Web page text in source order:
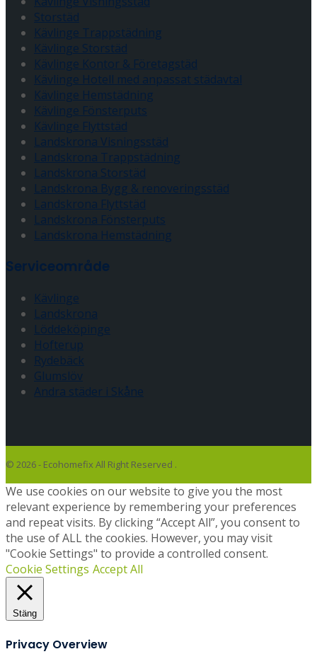
Storstäd
Kävlinge Trappstädning
Kävlinge Storstäd
Kävlinge Kontor & Företagstäd
Kävlinge Hotell med anpassat städavtal
Kävlinge Hemstädning
Kävlinge Fönsterputs
Kävlinge Flyttstäd
Landskrona Visningsstäd
Landskrona Trappstädning
Landskrona Storstäd
Landskrona Bygg & renoveringsstäd
Landskrona Flyttstäd
Landskrona Fönsterputs
Landskrona Hemstädning
Serviceområde
Kävlinge
Landskrona
Löddeköpinge
Hofterup
Rydebäck
Glumslöv
Andra städer i Skåne
© 2026 - Ecohomefix All Right Reserved .
We use cookies on our website to give you the most
relevant experience by remembering your preferences
and repeat visits. By clicking “Accept All”, you consent to
the use of ALL the cookies. However, you may visit
"Cookie Settings" to provide a controlled consent.
Cookie Settings Accept All
Stäng
Privacy Overview